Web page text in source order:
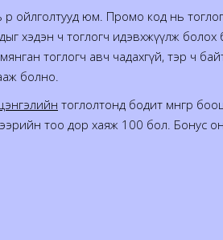
ойлголтууд юм. Промо код нь
хэдэн ч тоглогч идэвхжүүлж
тоглогч авч чадахгүй, тэр ч
болно.
тоглолтонд бодит мөнгөөр
тоо дор хаяж 100 бол. Бонус